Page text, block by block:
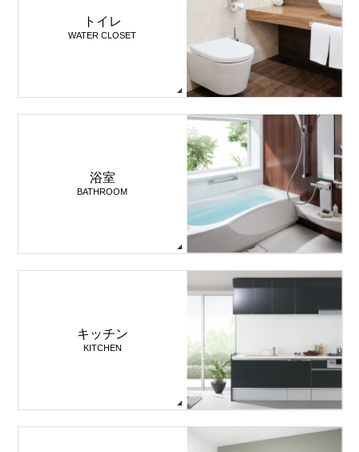
トイレ
WATER CLOSET
浴室
BATHROOM
キッチン
KITCHEN